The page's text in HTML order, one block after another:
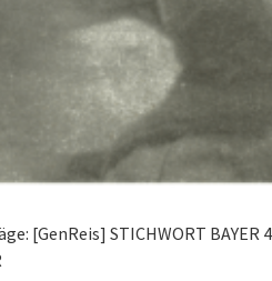
[GenReis] STICHWORT